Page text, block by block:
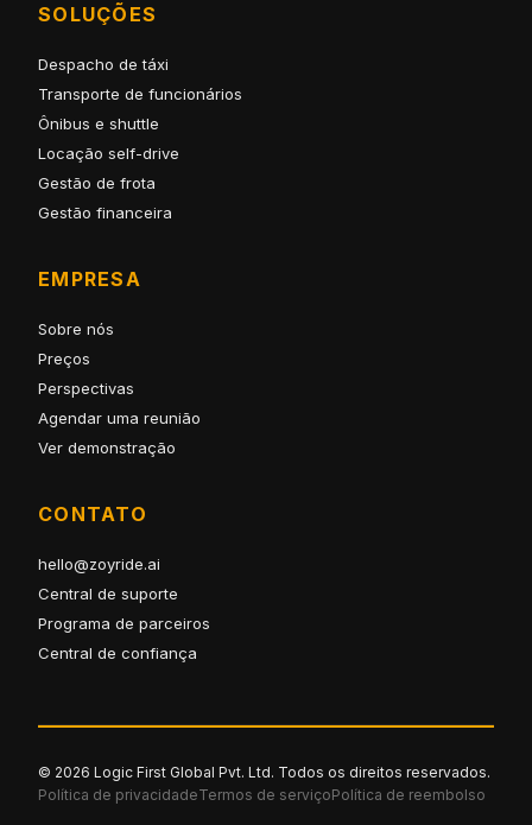
SOLUÇÕES
Despacho de táxi
Transporte de funcionários
Ônibus e shuttle
Locação self-drive
Gestão de frota
Gestão financeira
EMPRESA
Sobre nós
Preços
Perspectivas
Agendar uma reunião
Ver demonstração
CONTATO
hello@zoyride.ai
Central de suporte
Programa de parceiros
Central de confiança
© 2026 Logic First Global Pvt. Ltd. Todos os direitos reservados.
Política de privacidadeTermos de serviçoPolítica de reembolso